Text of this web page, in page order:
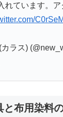
れています。
ラス)
と布用染料